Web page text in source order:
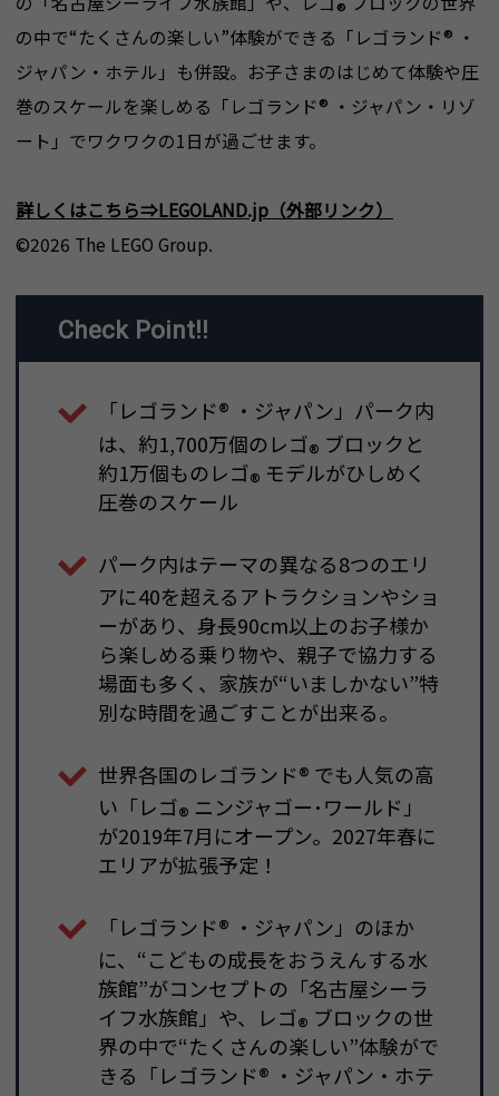
®
の中で“たくさんの楽しい”体験ができる「レゴランド® ・
ジャパン・ホテル」も併設。お子さまのはじめて体験や圧
巻のスケールを楽しめる「レゴランド® ・ジャパン・リゾ
ート」でワクワクの1日が過ごせます。
詳しくはこちら⇒LEGOLAND.jp（外部リンク）
©2026 The LEGO Group.
Check Point!!
「レゴランド® ・ジャパン」パーク内
は、約1,700万個のレゴ® ブロックと
約1万個ものレゴ® モデルがひしめく
圧巻のスケール
パーク内はテーマの異なる8つのエリ
アに40を超えるアトラクションやショ
ーがあり、身長90cm以上のお子様か
ら楽しめる乗り物や、親子で協力する
場面も多く、家族が“いましかない”特
別な時間を過ごすことが出来る。
世界各国のレゴランド® でも人気の高
い「レゴ® ニンジャゴー･ワールド」
が2019年7月にオープン。2027年春に
エリアが拡張予定！
「レゴランド® ・ジャパン」のほか
に、“こどもの成長をおうえんする水
族館”がコンセプトの「名古屋シーラ
イフ水族館」や、レゴ® ブロックの世
界の中で“たくさんの楽しい”体験がで
きる「レゴランド® ・ジャパン・ホテ